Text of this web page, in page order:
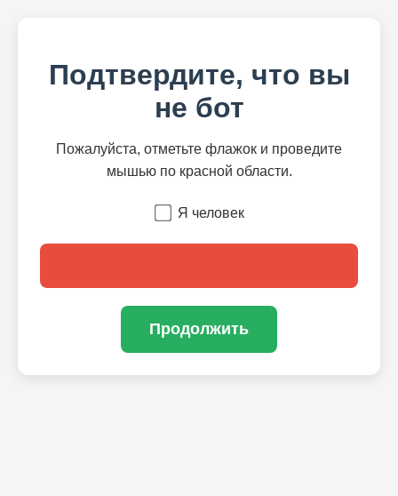
Подтвердите, что вы
не бот
Пожалуйста, отметьте флажок и проведите
мышью по красной области.
Я человек
Продолжить